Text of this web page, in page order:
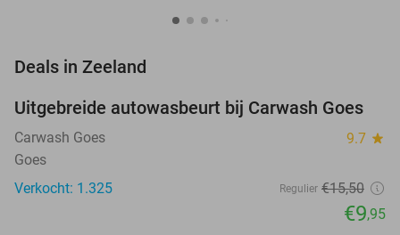
Deals in Zeeland
36%
Uitgebreide autowasbeurt bij Carwash Goes
Carwash Goes 9.7 star
Goes
Verkocht: 1.325
Regulier €15,50
€9,95